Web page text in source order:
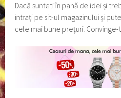
Dacă sunteti în pană de idei și
intrați pe sit-ul magazinului și
cele mai bune prețuri. Convinge-